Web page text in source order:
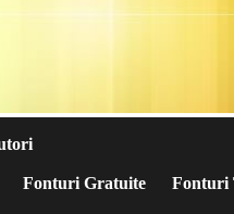
Fonturi Gratuite Fonturi